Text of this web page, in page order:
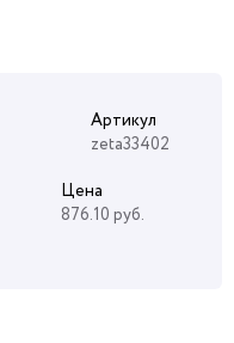
Артикул
zeta33402
Цена
876.10 руб.